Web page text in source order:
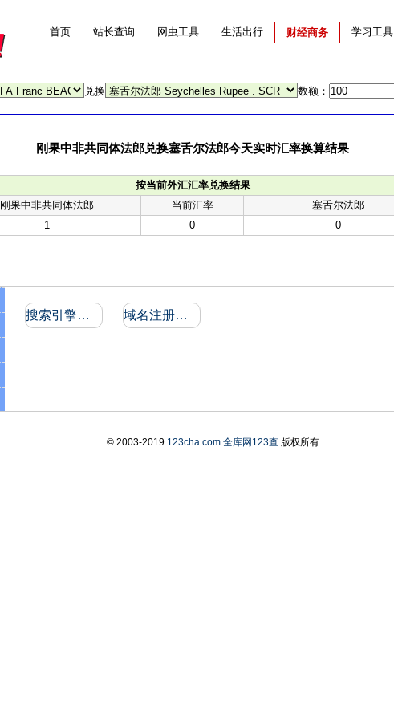
首页 站长查询 网虫工具 生活出行
财经商务
学习工具
兑换 数额：
刚果中非共同体法郎兑换塞舌尔法郎今天实时汇率换算结果
按当前外汇汇率兑换结果
刚果中非共同体法郎
当前汇率
塞舌尔法郎
1
0 0
搜索引擎收录和反向链接 域名注册信息
© 2003-2019 123cha.com 全库网123查版权所有